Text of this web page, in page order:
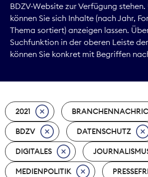
Digitales
Kommunikation
Marktdaten
Nachhaltigkeit
Nachwuchs
Nova Award
BDZV-Website zur Verfügung
können Sie sich Inhalte (nach Jahr,
Thema sortiert) anzeigen lassen.
Suchfunktion in der oberen Leiste
können Sie konkret mit Begriffen
2021
BDZV DATENSCHUTZ
DIGITALES
MEDIENPOLITIK